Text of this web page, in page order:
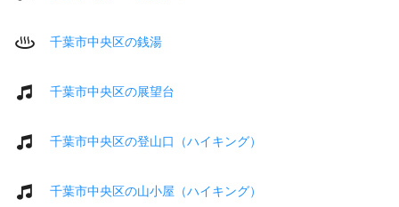
千葉市中央区の銭湯
千葉市中央区の展望台
千葉市中央区の登山口（ハイキング）
千葉市中央区の山小屋（ハイキング）